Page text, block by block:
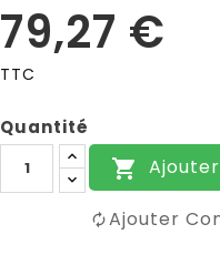
79,27 €
TTC
Quantité

Ajouter